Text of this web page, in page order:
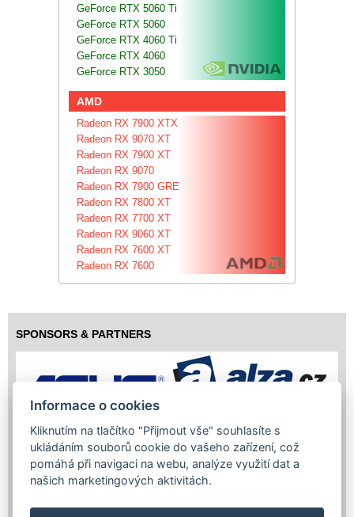
GeForce RTX 5060 Ti
GeForce RTX 5060
GeForce RTX 4060 Ti
GeForce RTX 4060
GeForce RTX 3050
AMD
Radeon RX 7900 XTX
Radeon RX 9070 XT
Radeon RX 7900 XT
Radeon RX 9070
Radeon RX 7900 GRE
Radeon RX 7800 XT
Radeon RX 7700 XT
Radeon RX 9060 XT
Radeon RX 7600 XT
Radeon RX 7600
SPONSORS & PARTNERS
Informace o cookies
Kliknutím na tlačítko "Přijmout vše" souhlasíte s
ukládáním souborů cookie do vašeho zařízení, což
pomáhá při navigaci na webu, analýze využití dat a
našich marketingových aktivitách.